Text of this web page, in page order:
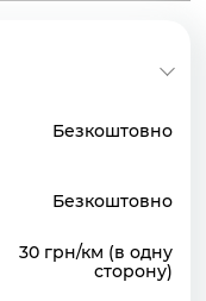
Безкоштовно
Безкоштовно
30 грн/км (в одну
сторону)